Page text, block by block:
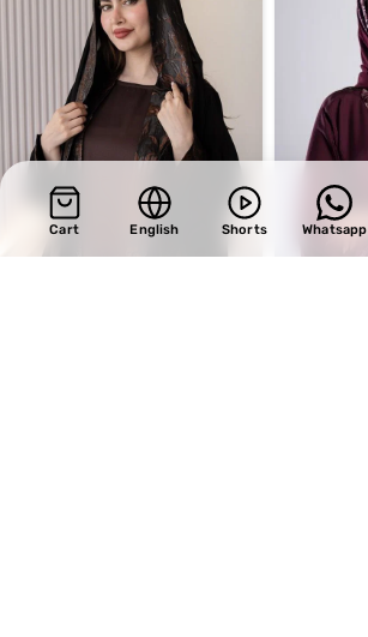
Whatsapp
Shorts
English
Cart